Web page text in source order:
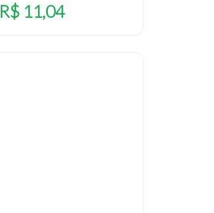
R$ 11,04